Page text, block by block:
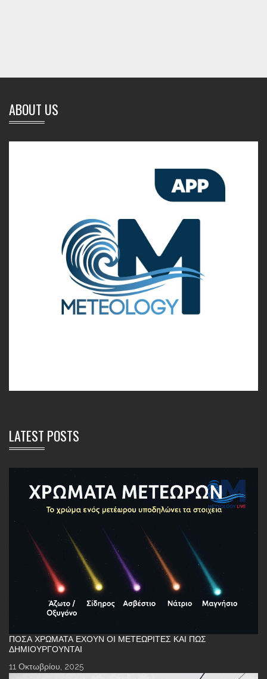
ABOUT US
LATEST POSTS
ΠΌΣΑ ΧΡΏΜΑΤΑ ΈΧΟΥΝ ΟΙ ΜΕΤΕΩΡΊΤΕΣ ΚΑΙ ΠΏΣ
ΔΗΜΙΟΥΡΓΟΎΝΤΑΙ
11 Οκτωβρίου, 2025